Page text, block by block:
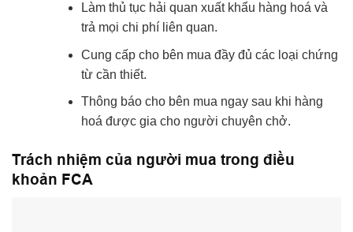
Làm thủ tục hải quan xuất khẩu hàng hoá và
trả mọi chi phí liên quan.
Cung cấp cho bên mua đầy đủ các loại chứng
từ cần thiết.
Thông báo cho bên mua ngay sau khi hàng
hoá được gia cho người chuyên chở.
Trách nhiệm của người mua trong điều
khoản FCA